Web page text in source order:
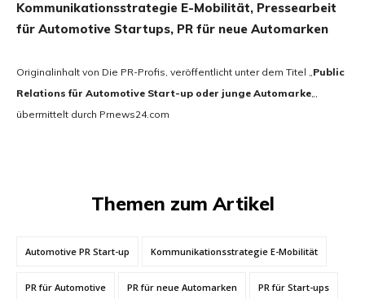
Kommunikationsstrategie E-Mobilität, Pressearbeit
für Automotive Startups, PR für neue Automarken
Originalinhalt von Die PR-Profis, veröffentlicht unter dem Titel „Public
Relations für Automotive Start-up oder junge Automarke„,
übermittelt durch Prnews24.com
Themen zum Artikel
Automotive PR Start-up Kommunikationsstrategie E-Mobilität
PR für Automotive PR für neue Automarken PR für Start-ups